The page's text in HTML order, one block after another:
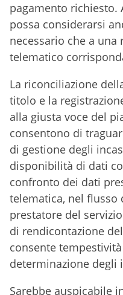
pagamento richiesto.
possa considerarsi
necessario che a
telematico
La riconciliazione
titolo e la
alla giusta voce del
consentono di
di gestione degli
disponibilità di dati
confronto dei dati
telematica, nel flusso
prestatore del
di rendicontazione
consente
determinazione degli
Sarebbe auspicabile